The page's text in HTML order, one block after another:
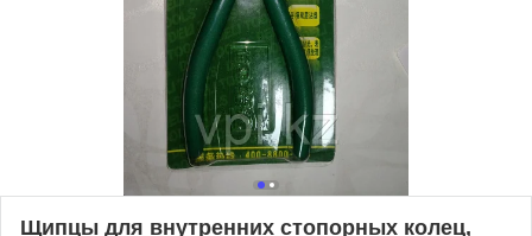
Щипцы для внутренних стопорных колец,